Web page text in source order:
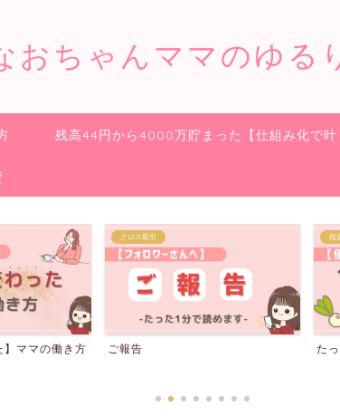
おちゃんママのゆる
残高44円から4000万貯まった【仕組み化で叶
投資
たった1株で貰える株主優待20選
収
【